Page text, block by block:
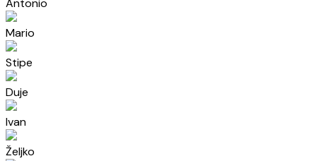
Antonio
Mario
Stipe
Duje
Ivan
Željko